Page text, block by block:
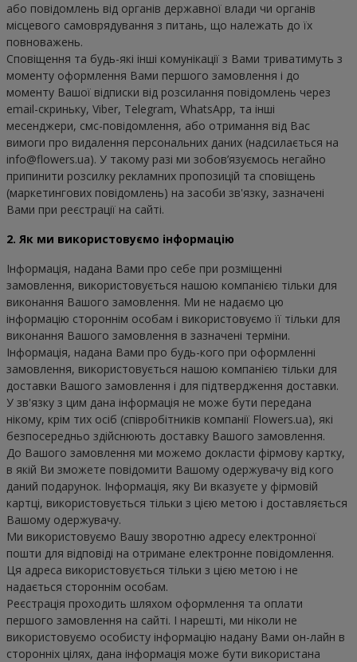
або повідомлень від органів державної влади чи органів
місцевого самоврядування з питань, що належать до їх
повноважень.
Сповіщення та будь-які інші комунікації з Вами триватимуть з
моменту оформлення Вами першого замовлення і до
моменту Вашої відписки від розсилання повідомлень через
email-скриньку, Viber, Telegram, WhatsApp, та інші
месенджери, смс-повідомлення, або отримання від Вас
вимоги про видалення персональних даних (надсилається на
info@flowers.ua). У такому разі ми зобов’язуємось негайно
припинити розсилку рекламних пропозицій та сповіщень
(маркетингових повідомлень) на засоби зв'язку, зазначені
Вами при реєстрації на сайті.
2. Як ми використовуємо інформацію
Інформація, надана Вами про себе при розміщенні
замовлення, використовується нашою компанією тільки для
виконання Вашого замовлення. Ми не надаємо цю
інформацію стороннім особам і використовуємо її тільки для
виконання Вашого замовлення в зазначені терміни.
Інформація, надана Вами про будь-кого при оформленні
замовлення, використовується нашою компанією тільки для
доставки Вашого замовлення і для підтвердження доставки.
У зв'язку з цим дана інформація не може бути передана
нікому, крім тих осіб (співробітників компанії Flowers.ua), які
безпосередньо здійснюють доставку Вашого замовлення.
До Вашого замовлення ми можемо докласти фірмову картку,
в якій Ви зможете повідомити Вашому одержувачу від кого
даний подарунок. Інформація, яку Ви вказуєте у фірмовій
картці, використовується тільки з цією метою і доставляється
Вашому одержувачу.
Ми використовуємо Вашу зворотню адресу електронної
пошти для відповіді на отримане електронне повідомлення.
Ця адреса використовується тільки з цією метою і не
надається стороннім особам.
Реєстрація проходить шляхом оформлення та оплати
першого замовлення на сайті. І нарешті, ми ніколи не
використовуємо особисту інформацію надану Вами он-лайн в
сторонніх цілях, дана інформація може бути використана